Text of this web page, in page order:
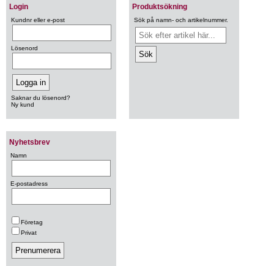
Login
Kundnr eller e-post
Lösenord
Saknar du lösenord?
Ny kund
Produktsökning
Sök på namn- och artikelnummer.
Nyhetsbrev
Namn
E-postadress
Företag
Privat